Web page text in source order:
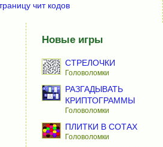
чит кодов
Новые игры
СТРЕЛОЧКИ
Головоломки
РАЗГАДЫВАТЬ
КРИПТОГРАММЫ
Головоломки
ПЛИТКИ В СОТАХ
Головоломки